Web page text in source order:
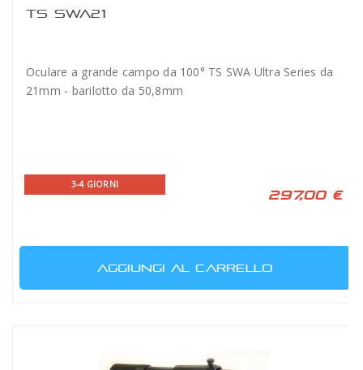
TS SWA21
Oculare a grande campo da 100° TS SWA Ultra Series da
21mm - barilotto da 50,8mm
3-4 GIORNI
297,00 €
AGGIUNGI AL CARRELLO